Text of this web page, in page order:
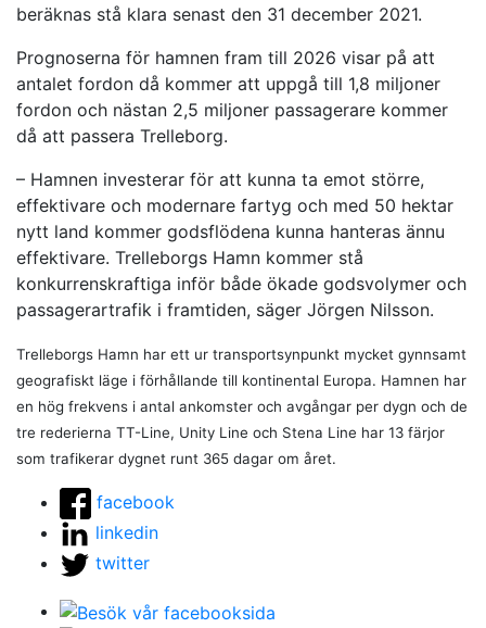
beräknas stå klara senast den 31 december 2021.
Prognoserna för hamnen fram till 2026 visar på att
antalet fordon då kommer att uppgå till 1,8 miljoner
fordon och nästan 2,5 miljoner passagerare kommer
då att passera Trelleborg.
– Hamnen investerar för att kunna ta emot större,
effektivare och modernare fartyg och med 50 hektar
nytt land kommer godsflödena kunna hanteras ännu
effektivare. Trelleborgs Hamn kommer stå
konkurrenskraftiga inför både ökade godsvolymer och
passagerartrafik i framtiden, säger Jörgen Nilsson.
Trelleborgs Hamn har ett ur transportsynpunkt mycket gynnsamt
geografiskt läge i förhållande till kontinental Europa. Hamnen har
en hög frekvens i antal ankomster och avgångar per dygn och de
tre rederierna TT-Line, Unity Line och Stena Line har 13 färjor
som trafikerar dygnet runt 365 dagar om året.
facebook
linkedin
twitter